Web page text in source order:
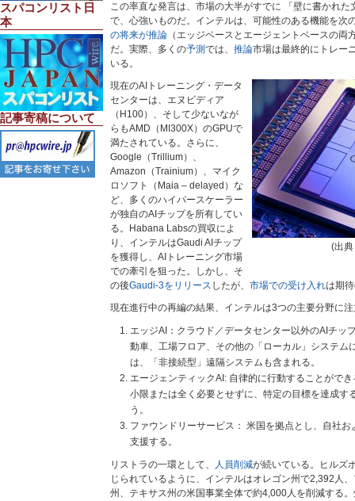
スパコンリスト日
本
記事寄稿について
この率直な発言は、市場の大半がすでに 「壁に書かれた
で、心強いものだ。インテルは、可能性のある機能を次
の将来が推論（エッジベースとエージェントベースの両
だ。実際、多くの予測では、 推論市場は最終的にトレー
いる。
(出
現在のAIトレーニング・データ
センターは、エヌビディア
（H100）、そして少ないなが
らもAMD（MI300X）のGPUで
満たされている。さらに、
Google（Trillium）、
Amazon（Trainium）、マイク
ロソフト（Maia – delayed）な
ど、多くのハイパースケーラー
が独自のAIチップを所有してい
る。Habana Labsの買収によ
り、インテルはGaudi AIチップ
を獲得し、AIトレーニング市場
での牽引を狙った。しかし、そ
の後Gaudi-3をリリース したが、 市場での受け入れは期
現在進行中の再編の結果、インテルは3つの主要分野に
エッジAI：クラウド／データセンター以外のAIチッ
動車、工場フロア、その他の「ローカル」システム
は、「非接続型」遠隔システムも含まれる。
エージェンティックAI: 自律的に行動することがで
小限または全く必要とせずに、特定の目標を達成す
う。
ファウンドリーサービス： 米国を拠点とし、自社
支援する。
リストラの一環として、 人員削減が続いている。ヒルズ
じられているように、インテルはオレゴン州で2,392人
州、テキサス州の米国事業全体で約4,000人を削減する